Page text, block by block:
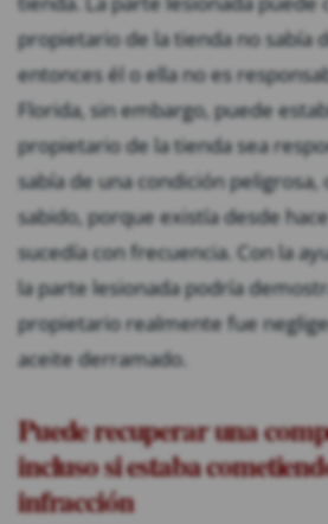
propietario de la tienda no sabía
entonces él o ella no es
Florida, sin embargo, puede
propietario de la tienda sea
sabía de una condición
sabido, porque existía desde
sucedía con frecuencia. Con la
la parte lesionada podría
propietario realmente fue
aceite derramado.
Puede recuperar una
incluso si estaba
infracción